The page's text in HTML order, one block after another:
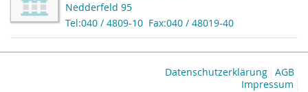
Nedderfeld 95
Tel:040 / 4809-10 Fax:040 / 48019-40
AGB
Datenschutzerklärung
Impressum